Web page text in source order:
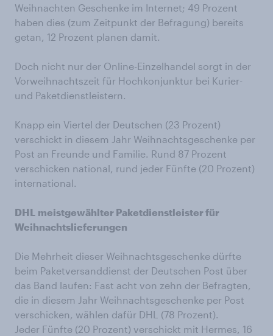
Weihnachten Geschenke im Internet; 49 Prozent
haben dies (zum Zeitpunkt der Befragung) bereits
getan, 12 Prozent planen damit.
Doch nicht nur der Online-Einzelhandel sorgt in der
Vorweihnachtszeit für Hochkonjunktur bei Kurier-
und Paketdienstleistern.
Knapp ein Viertel der Deutschen (23 Prozent)
verschickt in diesem Jahr Weihnachtsgeschenke per
Post an Freunde und Familie. Rund 87 Prozent
verschicken national, rund jeder Fünfte (20 Prozent)
international.
DHL meistgewählter Paketdienstleister für
Weihnachtslieferungen
Die Mehrheit dieser Weihnachtsgeschenke dürfte
beim Paketversanddienst der Deutschen Post über
das Band laufen: Fast acht von zehn der Befragten,
die in diesem Jahr Weihnachtsgeschenke per Post
verschicken, wählen dafür DHL (78 Prozent).
Jeder Fünfte (20 Prozent) verschickt mit Hermes, 16